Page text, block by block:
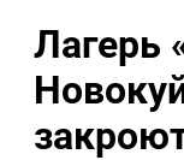
Лагерь